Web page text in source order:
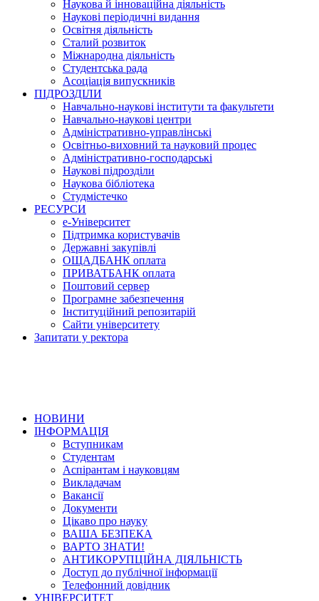
Наукова й інноваційна діяльність
Наукові періодичні видання
Освітня діяльність
Сталий розвиток
Міжнародна діяльність
Студентська рада
Асоціація випускників
ПІДРОЗДІЛИ
Навчально-наукові інститути та факультети
Навчально-наукові центри
Адміністративно-управлінські
Освітньо-виховний та науковий процес
Адміністративно-господарські
Наукові підрозділи
Наукова бібліотека
Студмістечко
РЕСУРСИ
е-Університет
Підтримка користувачів
Державні закупівлі
ОЩАДБАНК оплата
ПРИВАТБАНК оплата
Поштовий сервер
Програмне забезпечення
Інституційний репозитарій
Сайти університету
Запитати у ректора
НОВИНИ
ІНФОРМАЦІЯ
Вступникам
Студентам
Аспірантам і науковцям
Викладачам
Вакансії
Документи
Цікаво про науку
ВАША БЕЗПЕКА
ВАРТО ЗНАТИ!
АНТИКОРУПЦІЙНА ДІЯЛЬНІСТЬ
Доступ до публічної інформації
Телефонний довідник
УНІВЕРСИТЕТ